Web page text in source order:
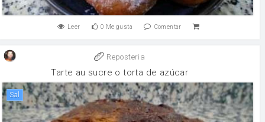
Leer 0 Me gusta Comentar
Reposteria
Tarte au sucre o torta de azúcar
sal